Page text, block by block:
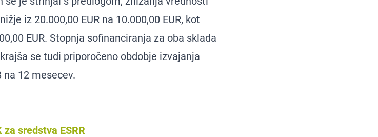
iz 20.000,00 EUR na 10.000,00 EUR, kot
EUR. Stopnja sofinanciranja za oba sklada
se tudi priporočeno obdobje izvajanja
12 mesecev.
sredstva ESRR